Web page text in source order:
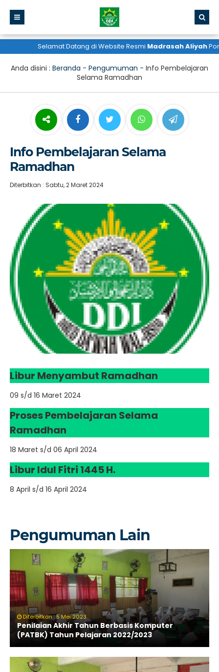
Selamat Datang di Website ResmiMadrasah Aliyah
Anda disini : Beranda - Pengumuman - Info Pembelajaran
Selama Ramadhan
Info Pembelajaran Selama
Ramadhan
Diterbitkan : Sabtu, 2 Maret 2024
Libur Menyambut Ramadhan
09 s/d 16 Maret 2024
Proses Pembelajaran Selama
Ramadhan
18 Maret s/d 06 April 2024
Libur Idul Fitri 1445 H.
8 April s/d 16 April 2024
Pengumuman Lain
Diterbitkan : 5 Mei 2023
Penilaian Akhir Tahun Berbasis Komputer
(PATBK) Tahun Pelajaran 2022/2023